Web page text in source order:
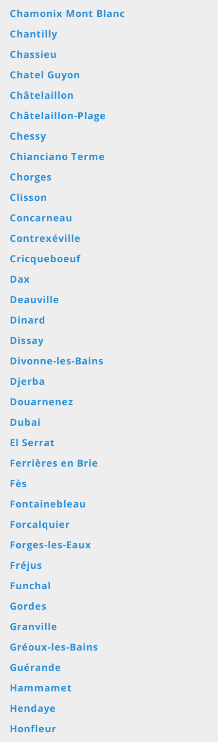
Chamonix Mont Blanc
Chantilly
Chassieu
Chatel Guyon
Châtelaillon
Châtelaillon-Plage
Chessy
Chianciano Terme
Chorges
Clisson
Concarneau
Contrexéville
Cricqueboeuf
Dax
Deauville
Dinard
Dissay
Divonne-les-Bains
Djerba
Douarnenez
Dubai
El Serrat
Ferrières en Brie
Fès
Fontainebleau
Forcalquier
Forges-les-Eaux
Fréjus
Funchal
Gordes
Granville
Gréoux-les-Bains
Guérande
Hammamet
Hendaye
Honfleur